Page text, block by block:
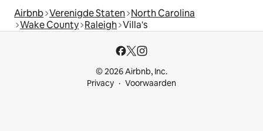
Airbnb Verenigde Staten North Carolina
Wake County Raleigh Villa's
© 2026 Airbnb, Inc.
Privacy
Voorwaarden